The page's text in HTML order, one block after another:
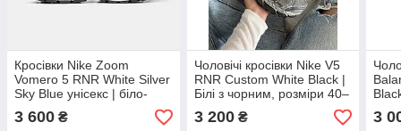
Кросівки Nike Zoom
Vomero 5 RNR White Silver
Sky Blue унісекс | біло-
сріблясто-блакитні,
розміри 36–45
3 600 ₴
Чоловічі кросівки Nike V5
RNR Custom White Black |
Білі з чорним, розміри 40–
45
3 200₴ 3